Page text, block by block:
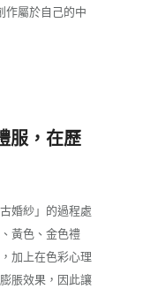
作屬於自己的中
服，在歷
婚紗」的過程處
黃色、金色禮
加上在色彩心理
脹效果，因此讓